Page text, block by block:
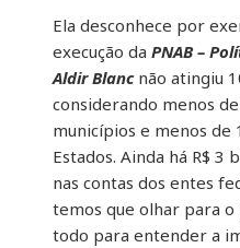
Ela desconhece por
execução da PNAB –
Aldir Blancnão atingiu
considerando menos
municípios e menos de
Estados. Ainda há R$ 3
nas contas dos entes
temos que olhar para o
todo para entender a